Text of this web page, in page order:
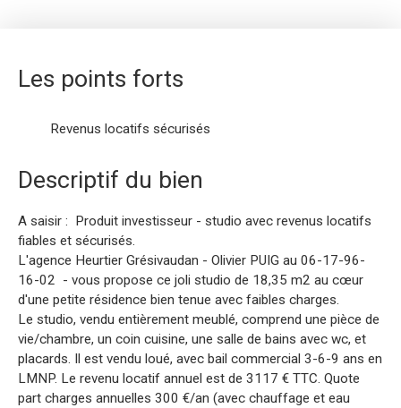
Les points forts
Revenus locatifs sécurisés
Descriptif du bien
A saisir : Produit investisseur - studio avec revenus locatifs
fiables et sécurisés.
L'agence Heurtier Grésivaudan - Olivier PUIG au 06-17-96-
16-02 - vous propose ce joli studio de 18,35 m2 au cœur
d'une petite résidence bien tenue avec faibles charges.
Le studio, vendu entièrement meublé, comprend une pièce de
vie/chambre, un coin cuisine, une salle de bains avec wc, et
placards. Il est vendu loué, avec bail commercial 3-6-9 ans en
LMNP. Le revenu locatif annuel est de 3117 € TTC. Quote
part charges annuelles 300 €/an (avec chauffage et eau